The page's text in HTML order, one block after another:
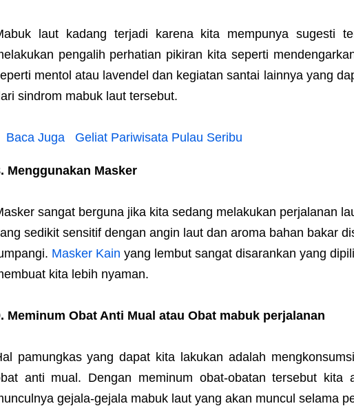
laut kadang terjadi karena kita mempunya sugesti
pengalih perhatian pikiran kita seperti
mentol atau lavendel dan kegiatan santai lainnya yang
sindrom mabuk laut tersebut.
Baca Juga Geliat Pariwisata Pulau Seribu
Menggunakan Masker
sangat berguna jika kita sedang melakukan perjalanan
sedikit sensitif dengan angin laut dan aroma bahan bakar
Masker Kain yang lembut sangat disarankan yang
kita lebih nyaman.
Meminum Obat Anti Mual atau Obat mabuk perjalanan
pamungkas yang dapat kita lakukan adalah
anti mual. Dengan meminum obat-obatan tersebut kita
gejala-gejala mabuk laut yang akan muncul selama